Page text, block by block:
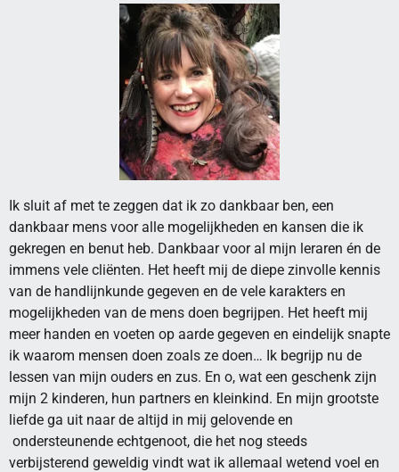
Ik sluit af met te zeggen dat ik zo dankbaar ben, een
dankbaar mens voor alle mogelijkheden en kansen die ik
gekregen en benut heb. Dankbaar voor al mijn leraren én de
immens vele cliënten. Het heeft mij de diepe zinvolle kennis
van de handlijnkunde gegeven en de vele karakters en
mogelijkheden van de mens doen begrijpen. Het heeft mij
meer handen en voeten op aarde gegeven en eindelijk snapte
ik waarom mensen doen zoals ze doen… Ik begrijp nu de
lessen van mijn ouders en zus. En o, wat een geschenk zijn
mijn 2 kinderen, hun partners en kleinkind. En mijn grootste
liefde ga uit naar de altijd in mij gelovende en
ondersteunende echtgenoot, die het nog steeds
verbijsterend geweldig vindt wat ik allemaal wetend voel en